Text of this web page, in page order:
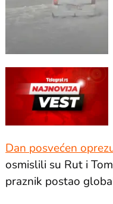
Dan posvećen
osmislili su Rut i
praznik postao